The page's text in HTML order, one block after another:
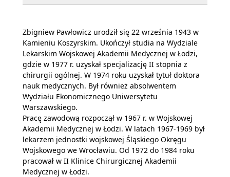
Zbigniew Pawłowicz urodził się 22 września 1943 w
Kamieniu Koszyrskim. Ukończył studia na Wydziale
Lekarskim Wojskowej Akademii Medycznej w Łodzi,
gdzie w 1977 r. uzyskał specjalizację II stopnia z
chirurgii ogólnej. W 1974 roku uzyskał tytuł doktora
nauk medycznych. Był również absolwentem
Wydziału Ekonomicznego Uniwersytetu
Warszawskiego.
Pracę zawodową rozpoczął w 1967 r. w Wojskowej
Akademii Medycznej w Łodzi. W latach 1967-1969 był
lekarzem jednostki wojskowej Śląskiego Okręgu
Wojskowego we Wrocławiu. Od 1972 do 1984 roku
pracował w II Klinice Chirurgicznej Akademii
Medycznej w Łodzi.